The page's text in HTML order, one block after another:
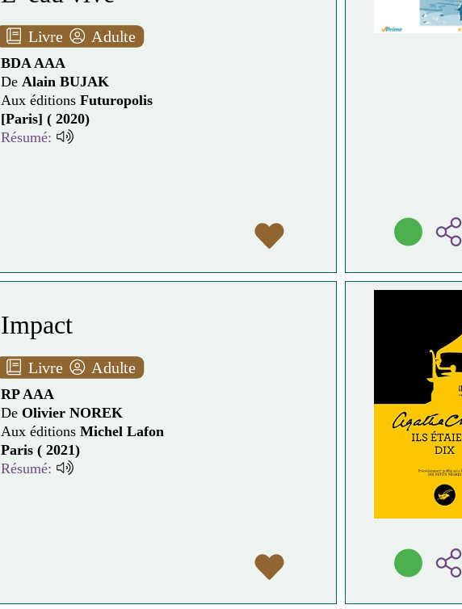
Livre Adulte
BDA AAA
De Alain BUJAK
Aux éditions Futuropolis
[Paris] ( 2020)
Résumé:
Impact
Livre Adulte
RP AAA
De Olivier NOREK
Aux éditions Michel Lafon
Paris ( 2021)
Résumé: